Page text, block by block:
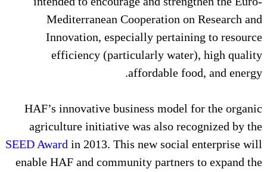
Mediterranean Cooperation on Research and
Innovation, especially pertaining to resource
efficiency (particularly water), high quality
affordable food, and energy.
HAF’s innovative business model for the organic
agriculture initiative was also recognized by the
SEED Award in 2013. This new social enterprise will
enable HAF and community partners to expand the